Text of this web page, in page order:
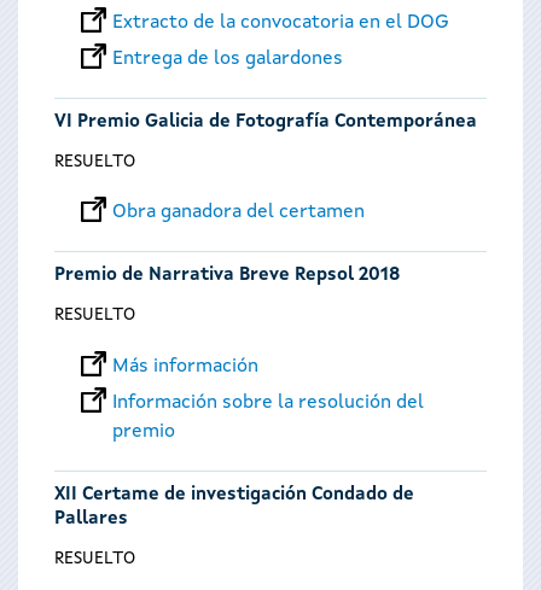
Extracto de la convocatoria en el DOG
Entrega de los galardones
VI Premio Galicia de Fotografía Contemporánea
RESUELTO
Obra ganadora del certamen
Premio de Narrativa Breve Repsol 2018
RESUELTO
Más información
Información sobre la resolución del
premio
XII Certame de investigación Condado de
Pallares
RESUELTO